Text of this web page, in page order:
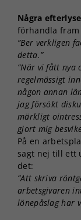
Några
förhandla
”Ber verkligen
detta.”
”När vi fått nya
regelmässigt
någon annan
jag försökt
märkligt
gjort mig
På en
sagt nej till ett
det:
”Att skriva
arbetsgivaren
lönepåslag har